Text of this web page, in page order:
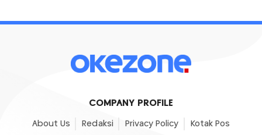
COMPANY PROFILE
About Us Redaksi Privacy Policy Kotak Pos